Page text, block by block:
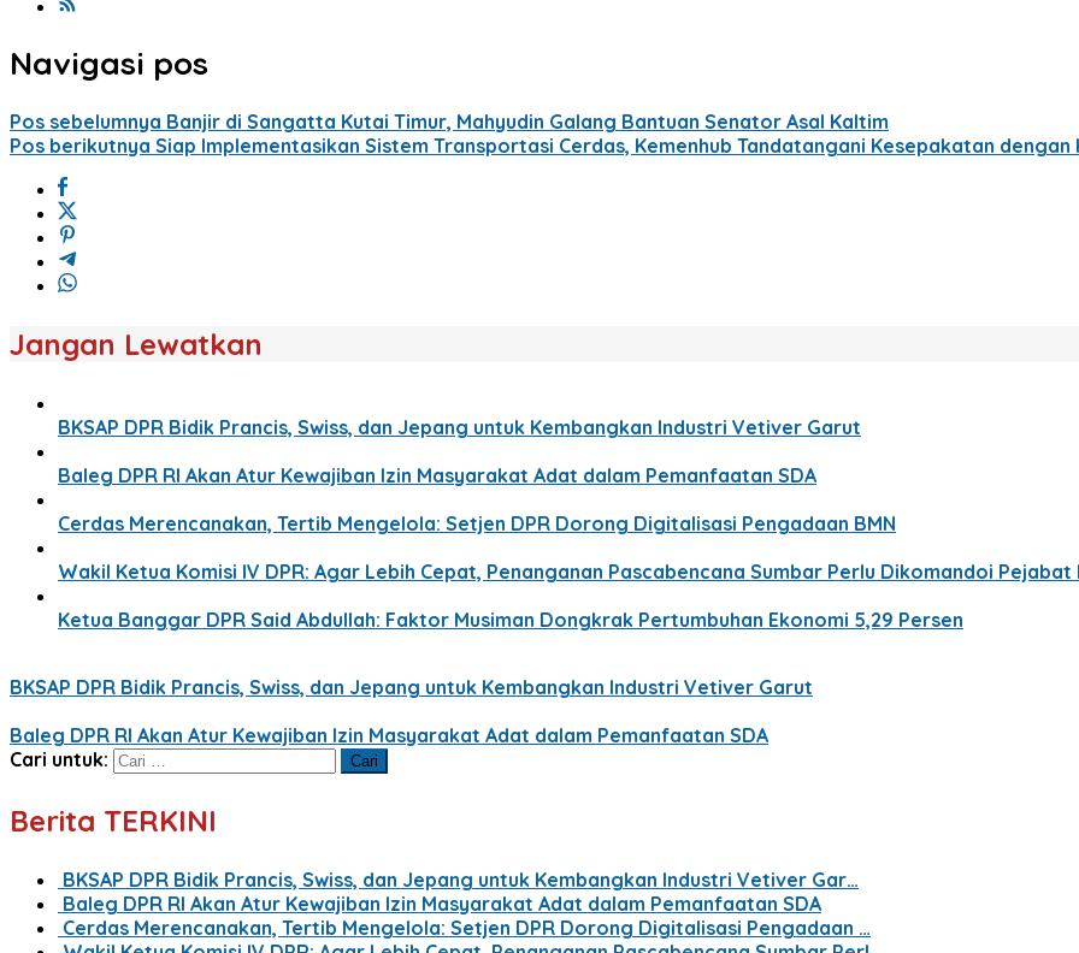
Navigasi pos
Pos sebelumnya Banjir di Sangatta Kutai Timur, Mahyudin Galang Bantuan Senator Asal Kaltim
Pos berikutnya Siap Implementasikan Sistem Transportasi Cerdas, Kemenhub Tandatangani Kesepakatan dengan
Jangan Lewatkan
BKSAP DPR Bidik Prancis, Swiss, dan Jepang untuk Kembangkan Industri Vetiver Garut
Baleg DPR RI Akan Atur Kewajiban Izin Masyarakat Adat dalam Pemanfaatan SDA
Cerdas Merencanakan, Tertib Mengelola: Setjen DPR Dorong Digitalisasi Pengadaan BMN
Wakil Ketua Komisi IV DPR: Agar Lebih Cepat, Penanganan Pascabencana Sumbar Perlu Dikomandoi Pejabat
Ketua Banggar DPR Said Abdullah: Faktor Musiman Dongkrak Pertumbuhan Ekonomi 5,29 Persen
BKSAP DPR Bidik Prancis, Swiss, dan Jepang untuk Kembangkan Industri Vetiver Garut
Baleg DPR RI Akan Atur Kewajiban Izin Masyarakat Adat dalam Pemanfaatan SDA
Cari untuk:
Berita TERKINI
BKSAP DPR Bidik Prancis, Swiss, dan Jepang untuk Kembangkan Industri Vetiver Gar…
Baleg DPR RI Akan Atur Kewajiban Izin Masyarakat Adat dalam Pemanfaatan SDA
Cerdas Merencanakan, Tertib Mengelola: Setjen DPR Dorong Digitalisasi Pengadaan …